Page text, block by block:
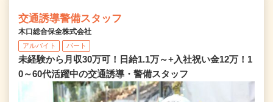
交通誘導警備スタッフ
木口総合保全株式会社
アルバイト パート
未経験から月収30万可！日給1.1万～+入社祝い金12万！1
0～60代活躍中の交通誘導・警備スタッフ